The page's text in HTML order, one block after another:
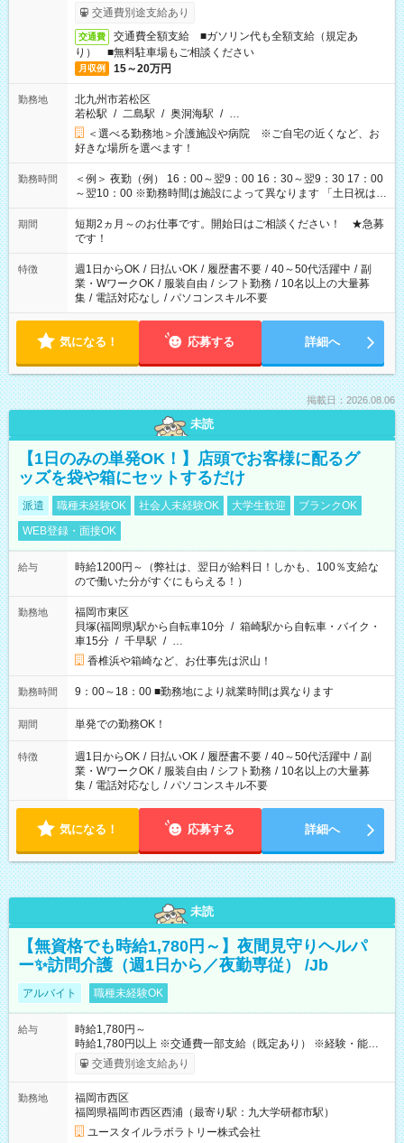
交通費別途支給あり
交通費
交通費全額支給 ■ガソリン代も全額支給（規定あ
り） ■無料駐車場もご相談ください
月収例 15～20万円
勤務地
北九州市若松区
若松駅 / 二島駅 / 奥洞海駅 / …
＜選べる勤務地＞介護施設や病院 ※ご自宅の近くなど、お
好きな場所を選べます！
勤務時間
＜例＞ 夜勤（例） 16：00～翌9：00 16：30～翌9：30 17：00
～翌10：00 ※勤務時間は施設によって異なります 「土日祝は休
みたい」 「しっかり稼ぎたい」 「もう少し遅い時間から始めた
い」など ご希望にあったお仕事をご案内いたします。 ※未経験
の方の場合は1～2ヶ月間は日中での仕事を経験いただき、 お
仕事に慣れてからの夜勤になります。 ★家庭の都合でお休みが
必要な場合も遠慮なくご相談ください。
期間
短期2ヵ月～のお仕事です。開始日はご相談ください！ ★急募
です！
特徴 週1日からOK / 日払いOK / 履歴書不要 / 40～50代活躍中 / 副
業・WワークOK / 服装自由 / シフト勤務 / 10名以上の大量募
集 / 電話対応なし / パソコンスキル不要
気になる！ 応募する 詳細へ
掲載日：2026.08.06
未読
【1日のみの単発OK！】店頭でお客様に配るグ
ッズを袋や箱にセットするだけ
派遣 職種未経験OK 社会人未経験OK 大学生歓迎
ブランクOK
WEB登録・面接OK
給与
時給1200円～（弊社は、翌日が給料日！しかも、100％支給な
ので働いた分がすぐにもらえる！）
勤務地
福岡市東区
貝塚(福岡県)駅から自転車10分 / 箱崎駅から自転車・バイク・
車15分 / 千早駅 / …
香椎浜や箱崎など、お仕事先は沢山！
勤務時間 9：00～18：00 ■勤務地により就業時間は異なります
期間 単発での勤務OK！
特徴 週1日からOK / 日払いOK / 履歴書不要 / 40～50代活躍中 / 副
業・WワークOK / 服装自由 / シフト勤務 / 10名以上の大量募
集 / 電話対応なし / パソコンスキル不要
気になる！ 応募する 詳細へ
未読
【無資格でも時給1,780円～】夜間見守りヘルパ
ー✨訪問介護（週1日から／夜勤専従） /Jb
アルバイト 職種未経験OK
給与
時給1,780円～
時給1,780円以上 ※交通費一部支給（既定あり） ※経験・能力を
考慮して決定します 【収入例】 週1回勤務の場合：1,780円×8時
間×4回=5万6,960円 週3回勤務の場合：1,780円×8時間×12回
月 ※ 雇用形態と給与に、本採用時と異なる部分があります。 雇
用形態：本採用時と同じです。 給与：時給 1,490円以上
交通費別途支給あり
勤務地
福岡市西区
福岡県福岡市西区西浦（最寄り駅：九大学研都市駅）
ユースタイルラボラトリー株式会社